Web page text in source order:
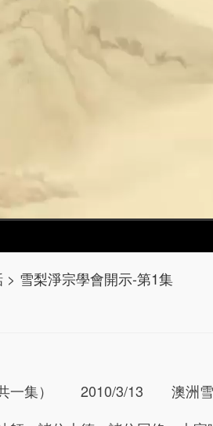
> 雪梨淨宗學會開示-第1集
一集） 2010/3/13 澳洲雪